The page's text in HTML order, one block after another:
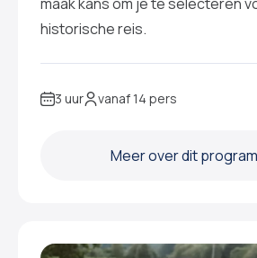
historische reis.
3 uur vanaf 14 pers
Meer over dit